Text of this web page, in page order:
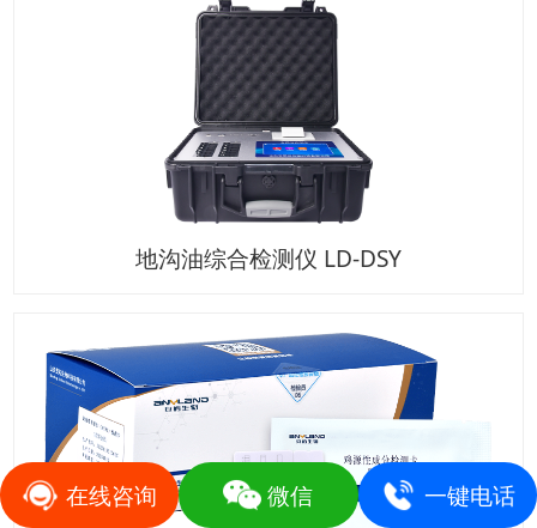
地沟油综合检测仪 LD-DSY
在线咨询 微信 一键电话